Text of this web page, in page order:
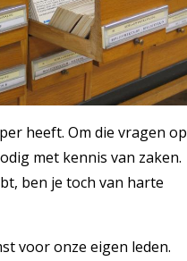
heeft. Om die vragen op
met kennis van zaken.
ben je toch van harte
voor onze eigen leden.